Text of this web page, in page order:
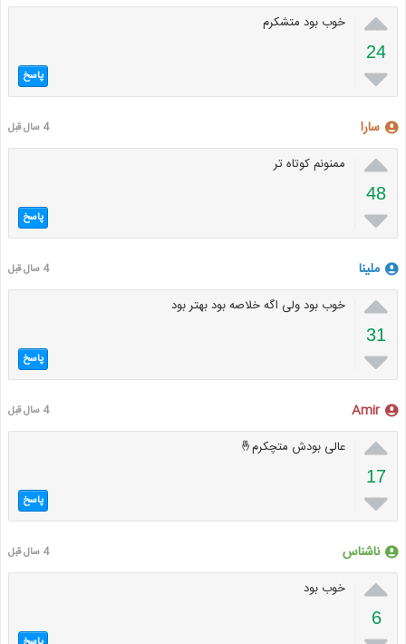

24

خوب بود متشکرم
پاسخ
سارا 4 سال قبل

48

ممنونم کوتاه تر
پاسخ
ملینا 4 سال قبل

31

خوب بود ولی اگه خلاصه بود بهتر بود
پاسخ
Amir 4 سال قبل

17

عالی بودش متچکرم🤞
پاسخ
ناشناس 4 سال قبل

6
خوب بود